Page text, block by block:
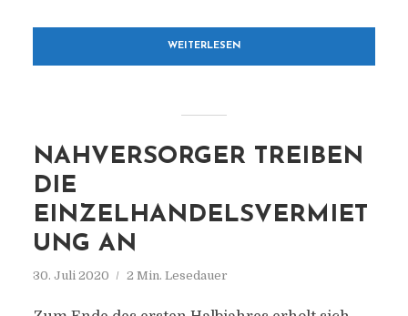
WEITERLESEN
NAHVERSORGER TREIBEN
DIE
EINZELHANDELSVERMIET
UNG AN
30. Juli 2020 2 Min. Lesedauer